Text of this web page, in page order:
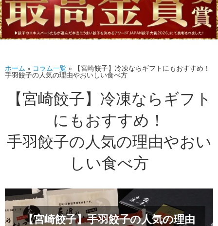
ホーム » コラム一覧 »
【宮崎餃子】冷凍ならギフトにもおすすめ！
手羽餃子の人気の理由やおいしい食べ方
【宮崎餃子】冷凍ならギフト
にもおすすめ！
手羽餃子の人気の理由やおい
しい食べ方
【宮崎餃子】手羽餃子の人気の理由